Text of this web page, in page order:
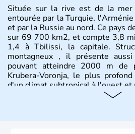
Située sur la rive est de la
entourée par la Turquie,
et par la Russie au nord. Ce pays
sur 69 700 km2, et compte 3,8
1,4 à Tbilissi, la capitale.
montagneux , il présente
pouvant atteindre 2000 m de
Krubera-Voronja, le plus
d'un climat subtropical à l'ouest et